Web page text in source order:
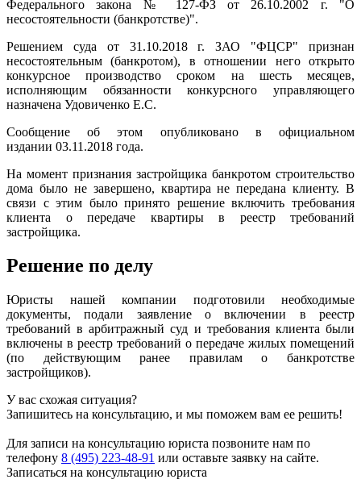
Федерального закона № 127-ФЗ от 26.10.2002 г. "О
несостоятельности (банкротстве)".
Решением суда от 31.10.2018 г. ЗАО "ФЦСР" признан
несостоятельным (банкротом), в отношении него открыто
конкурсное производство сроком на шесть месяцев,
исполняющим обязанности конкурсного управляющего
назначена Удовиченко Е.С.
Сообщение об этом опубликовано в официальном
издании 03.11.2018 года.
На момент признания застройщика банкротом строительство
дома было не завершено, квартира не передана клиенту. В
связи с этим было принято решение включить требования
клиента о передаче квартиры в реестр требований
застройщика.
Решение по делу
Юристы нашей компании подготовили необходимые
документы, подали заявление о включении в реестр
требований в арбитражный суд и требования клиента были
включены в реестр требований о передаче жилых помещений
(по действующим ранее правилам о банкротстве
застройщиков).
У вас схожая ситуация?
Запишитесь на консультацию, и мы поможем вам ее решить!
Для записи на консультацию юриста позвоните нам по
телефону 8 (495) 223-48-91 или оставьте заявку на сайте.
Записаться на консультацию юриста